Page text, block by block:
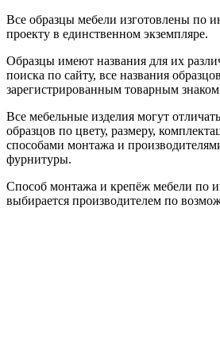
Все образцы мебели изготовлены по
проекту в единственном экземпляре.
Образцы имеют названия для их
поиска по сайту, все названия
зарегистрированным товарным
Все мебельные изделия могут
образцов по цвету, размеру,
способами монтажа и
фурнитуры.
Способ монтажа и крепёж мебели по
выбирается производителем по